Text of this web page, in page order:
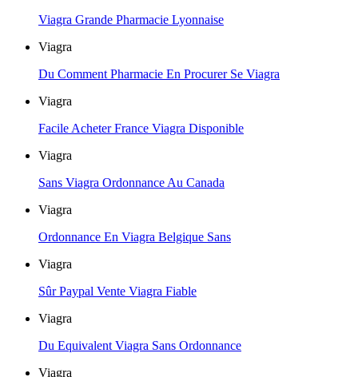
Viagra Grande Pharmacie Lyonnaise
Viagra
Du Comment Pharmacie En Procurer Se Viagra
Viagra
Facile Acheter France Viagra Disponible
Viagra
Sans Viagra Ordonnance Au Canada
Viagra
Ordonnance En Viagra Belgique Sans
Viagra
Sûr Paypal Vente Viagra Fiable
Viagra
Du Equivalent Viagra Sans Ordonnance
Viagra